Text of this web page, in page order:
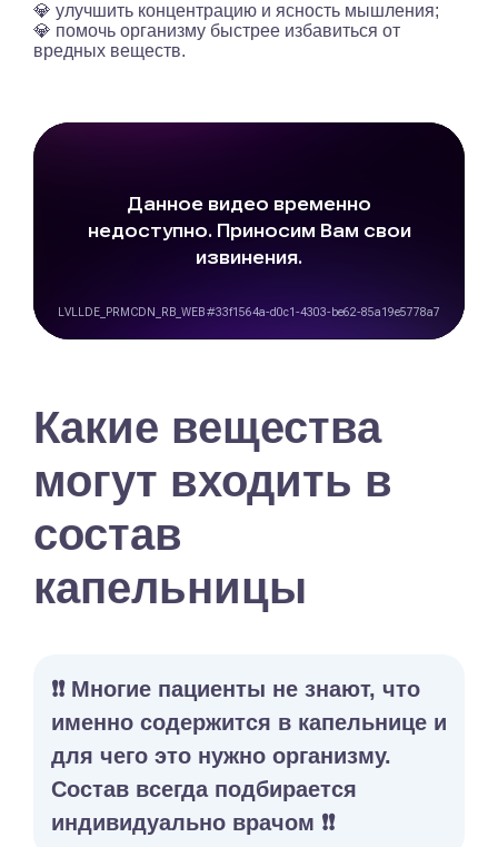
💎 улучшить концентрацию и ясность мышления;
💎 помочь организму быстрее избавиться от
вредных веществ.
Какие вещества
могут входить в
состав
капельницы
❗️❗️ Многие пациенты не знают, что
именно содержится в капельнице и
для чего это нужно организму.
Состав всегда подбирается
индивидуально врачом ❗️❗️